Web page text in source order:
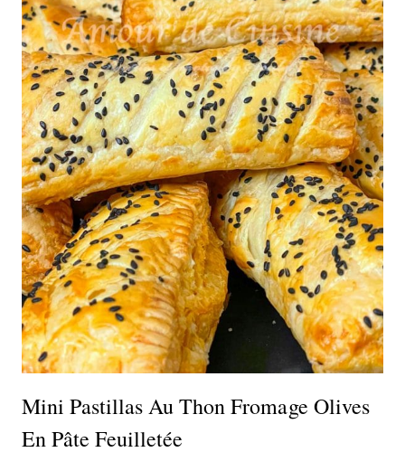
Mini Pastillas Au Thon Fromage Olives
En Pâte Feuilletée